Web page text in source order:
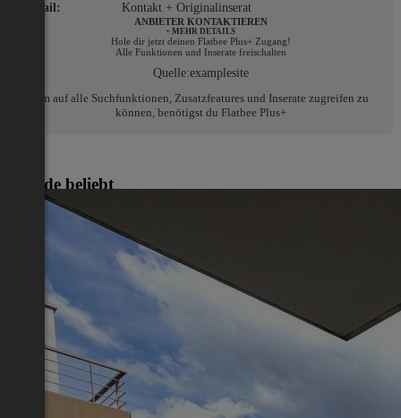
E-Mail:
Kontakt + Originalinserat
ANBIETER KONTAKTIEREN
+ MEHR DETAILS
Hole dir jetzt deinen Flatbee Plus+ Zugang!
Alle Funktionen und Inserate freischalten
Quelle:examplesite
Um auf alle Suchfunktionen, Zusatzfeatures und Inserate zugreifen zu
können, benötigst du Flatbee Plus+
Gerade beliebt